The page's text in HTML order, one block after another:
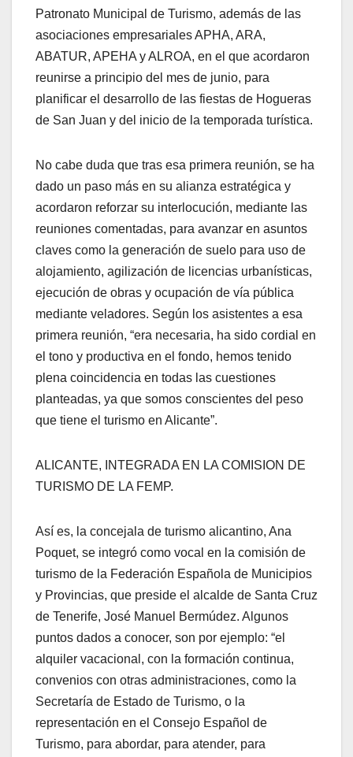
Patronato Municipal de Turismo, además de las
asociaciones empresariales APHA, ARA,
ABATUR, APEHA y ALROA, en el que acordaron
reunirse a principio del mes de junio, para
planificar el desarrollo de las fiestas de Hogueras
de San Juan y del inicio de la temporada turística.
No cabe duda que tras esa primera reunión, se ha
dado un paso más en su alianza estratégica y
acordaron reforzar su interlocución, mediante las
reuniones comentadas, para avanzar en asuntos
claves como la generación de suelo para uso de
alojamiento, agilización de licencias urbanísticas,
ejecución de obras y ocupación de vía pública
mediante veladores. Según los asistentes a esa
primera reunión, “era necesaria, ha sido cordial en
el tono y productiva en el fondo, hemos tenido
plena coincidencia en todas las cuestiones
planteadas, ya que somos conscientes del peso
que tiene el turismo en Alicante”.
ALICANTE, INTEGRADA EN LA COMISION DE
TURISMO DE LA FEMP.
Así es, la concejala de turismo alicantino, Ana
Poquet, se integró como vocal en la comisión de
turismo de la Federación Española de Municipios
y Provincias, que preside el alcalde de Santa Cruz
de Tenerife, José Manuel Bermúdez. Algunos
puntos dados a conocer, son por ejemplo: “el
alquiler vacacional, con la formación continua,
convenios con otras administraciones, como la
Secretaría de Estado de Turismo, o la
representación en el Consejo Español de
Turismo, para abordar, para atender, para